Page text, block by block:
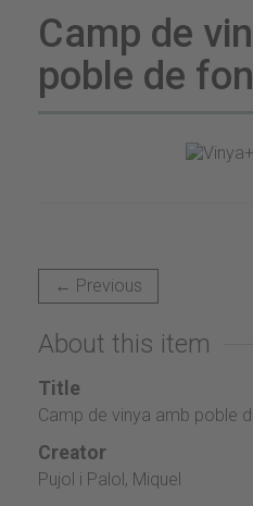
Camp de
poble de
← Previous
About this item
Title
Camp de vinya amb poble
Creator
Pujol i Palol, Miquel